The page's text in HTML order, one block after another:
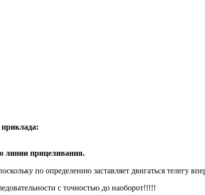
линии прицеливания.
по определению заставляет двигаться телегу
с точностью до наоборот!!!!!